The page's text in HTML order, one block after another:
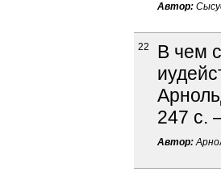
Автор:
22
В чем
247 с.
Автор: